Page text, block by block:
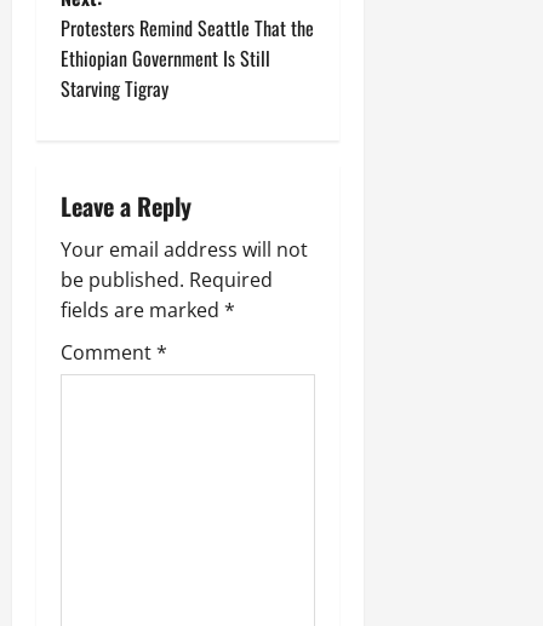
Protesters Remind Seattle That the
Ethiopian Government Is Still
Starving Tigray
Leave a Reply
Your email address will not
be published. Required
fields are marked *
Comment*